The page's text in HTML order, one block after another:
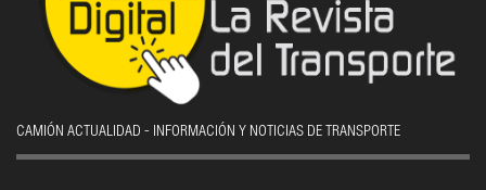
CAMIÓN ACTUALIDAD - INFORMACIÓN Y NOTICIAS DE TRANSPORTE